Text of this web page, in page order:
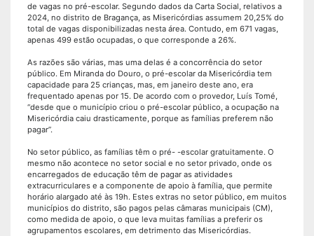
de vagas no pré-escolar. Segundo dados da Carta Social, relativos a
2024, no distrito de Bragança, as Misericórdias assumem 20,25% do
total de vagas disponibilizadas nesta área. Contudo, em 671 vagas,
apenas 499 estão ocupadas, o que corresponde a 26%.
As razões são várias, mas uma delas é a concorrência do setor
público. Em Miranda do Douro, o pré-escolar da Misericórdia tem
capacidade para 25 crianças, mas, em janeiro deste ano, era
frequentado apenas por 15. De acordo com o provedor, Luís Tomé,
“desde que o município criou o pré-escolar público, a ocupação na
Misericórdia caiu drasticamente, porque as famílias preferem não
pagar”.
No setor público, as famílias têm o pré- -escolar gratuitamente. O
mesmo não acontece no setor social e no setor privado, onde os
encarregados de educação têm de pagar as atividades
extracurriculares e a componente de apoio à família, que permite
horário alargado até às 19h. Estes extras no setor público, em muitos
municípios do distrito, são pagos pelas câmaras municipais (CM),
como medida de apoio, o que leva muitas famílias a preferir os
agrupamentos escolares, em detrimento das Misericórdias.